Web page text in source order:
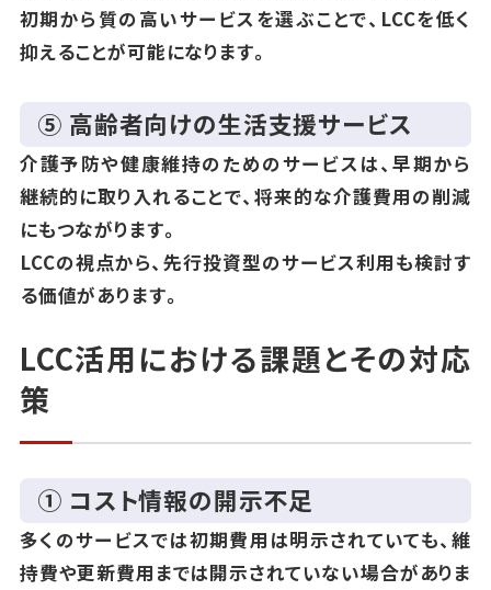
初期から質の高いサービスを選ぶことで、LCCを低く
抑えることが可能になります。
⑤ 高齢者向けの生活支援サービス
介護予防や健康維持のためのサービスは、早期から
継続的に取り入れることで、将来的な介護費用の削減
にもつながります。
LCCの視点から、先行投資型のサービス利用も検討す
る価値があります。
LCC活用における課題とその対応
策
① コスト情報の開示不足
多くのサービスでは初期費用は明示されていても、維
持費や更新費用までは開示されていない場合がありま